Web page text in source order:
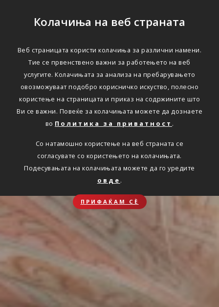
Колачиња на веб страната
Веб страницата користи колачиња за различни намени.
Тие се првенствено важни за работењето на веб
услугите. Колачињата за анализа на пребарувањето
овозможуваат подобро корисничко искуство, полесно
користење на страницата и приказ на содржините што
Ви се важни. Повеќе за колачињата можете да дознаете
во Политика за приватност .
Со натамошно користење на веб страната се
согласувате со користењето на колачињата.
Подесувањата на колачињата можете да го уредите
овде .
ПРИФАЌАМ СЀ